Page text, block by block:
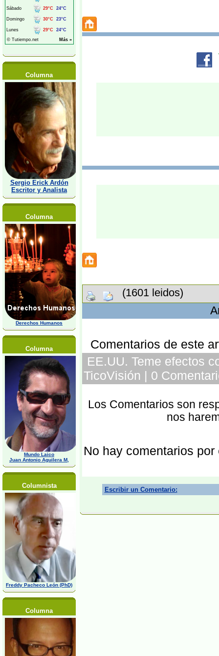
Columna
Sergio Erick Ardón
Escritor y Analista
Columna
Derechos Humanos
Columna
Mundo Laico
Juan Antonio Aguilera M,
Columnista
Freddy Pacheco León (PhD)
Columna
(1601 leidos)
Comentarios de este
EE.UU. Teme efectos
TicoVisión | 0
Los Comentarios son
nos
No hay comentarios por
Escribir un Comentario: